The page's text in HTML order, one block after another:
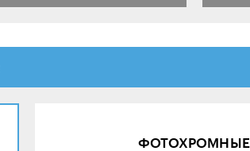
ФОТОХРОМНЫЕ